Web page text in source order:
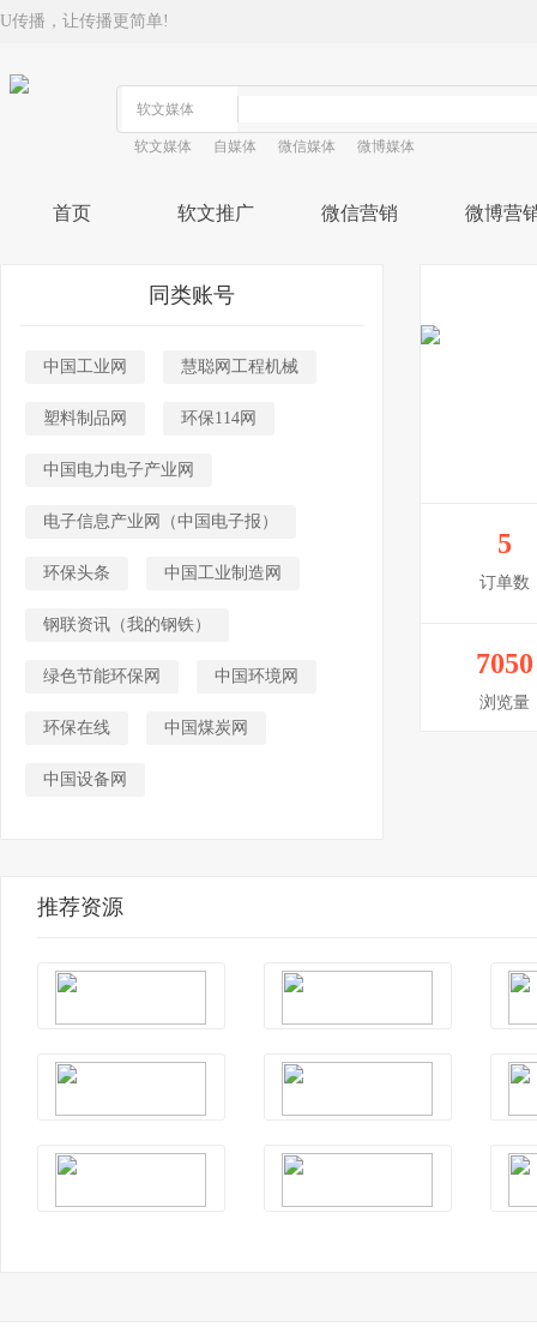
U传播，让传播更简单!
软文媒体 自媒体 微信媒体 微博媒体
首页 软文推广 微信营销 微博营
同类账号
中国工业网 慧聪网工程机械
塑料制品网 环保114网
中国电力电子产业网
电子信息产业网（中国电子报）
环保头条 中国工业制造网
钢联资讯（我的钢铁）
绿色节能环保网 中国环境网
环保在线 中国煤炭网
中国设备网
5
订单数
7050
浏览量
推荐资源